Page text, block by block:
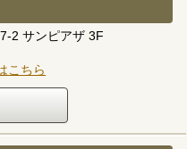
2 サンピアザ 3F
こちら